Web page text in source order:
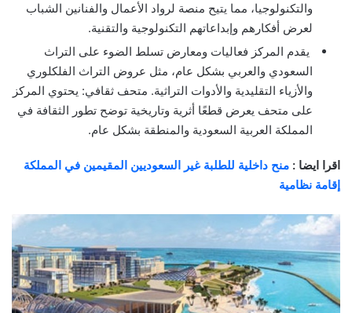
والتكنولوجيا، مما يتيح منصة لرواد الأعمال والفنانين الشباب
لعرض أفكارهم وإبداعاتهم التكنولوجية والتقنية.
يقدم المركز فعاليات ومعارض تسلط الضوء على التراث
السعودي والعربي بشكل عام، مثل عروض التراث الفلكلوري
والأزياء التقليدية والأدوات التراثية. متحف ثقافي: يحتوي المركز
على متحف يعرض قطعًا أثرية وتاريخية توضح تطور الثقافة في
المملكة العربية السعودية والمنطقة بشكل عام.
اقرا ايضا : منح داخلية للطلبة غير السعوديين المقيمين في المملكة
إقامة نظامية